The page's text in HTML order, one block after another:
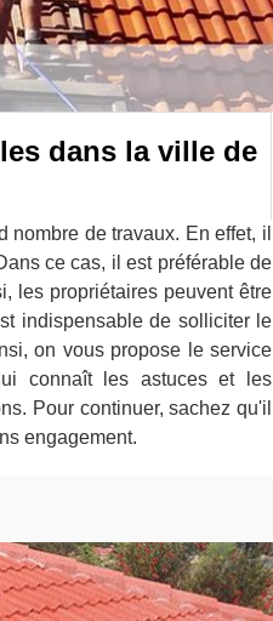
dans la ville de
nombre de travaux. En effet, il
ce cas, il est préférable de
les propriétaires peuvent être
indispensable de solliciter le
on vous propose le service
connaît les astuces et les
Pour continuer, sachez qu'il
engagement.